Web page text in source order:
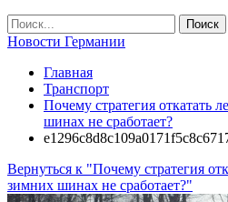
Новости Германии
Главная
Транспорт
Почему стратегия откатать
шинах не сработает?
Вернуться к "Почему стратегия
зимних шинах не сработает?"